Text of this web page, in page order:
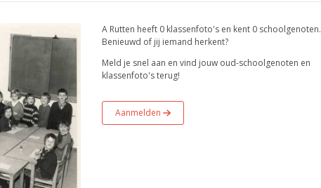
A Rutten heeft 0 klassenfoto's en kent 0 schoolgenoten.
Benieuwd of jij iemand herkent?
Meld je snel aan en vind jouw oud-schoolgenoten en
klassenfoto's terug!
Aanmelden